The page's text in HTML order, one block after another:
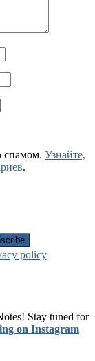
спамом. Узнайте,
.
policy
Stay tuned for
on Instagram